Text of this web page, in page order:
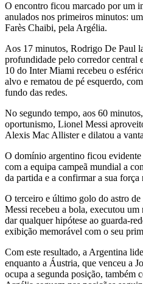
O encontro ficou marcado por um
anulados nos primeiros minutos:
Farès Chaibi, pela Argélia.
Aos 17 minutos, Rodrigo De Paul
profundidade pelo corredor central
10 do Inter Miami recebeu o
alvo e rematou de pé esquerdo,
fundo das redes.
No segundo tempo, aos 60
oportunismo, Lionel Messi
Alexis Mac Allister e dilatou a
O domínio argentino ficou
com a equipa campeã mundial a
da partida e a confirmar a sua força
O terceiro e último golo do astro
Messi recebeu a bola, executou um
dar qualquer hipótese ao guarda-
exibição memorável com o seu
Com este resultado, a Argentina
enquanto a Áustria, que venceu a
ocupa a segunda posição, também